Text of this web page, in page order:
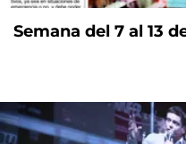
Semana del 7 al 13